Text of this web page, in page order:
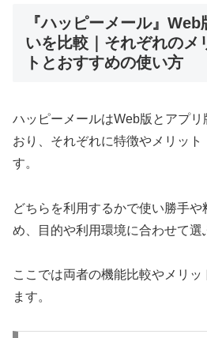
『ハッピーメール』
いを比較｜それぞれのメ
トとおすすめの使い方
ハッピーメールはWeb版とアプ
おり、それぞれに特徴やメリット
す。
どちらを利用するかで使い勝手
め、目的や利用環境に合わせて選
ここでは両者の機能比較やメリ
ます。